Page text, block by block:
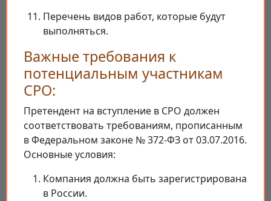
Перечень видов работ, которые будут
выполняться.
Важные требования к
потенциальным участникам
СРО:
Претендент на вступление в СРО должен
соответствовать требованиям, прописанным
в Федеральном законе № 372-ФЗ от 03.07.2016.
Основные условия:
Компания должна быть зарегистрирована
в России.